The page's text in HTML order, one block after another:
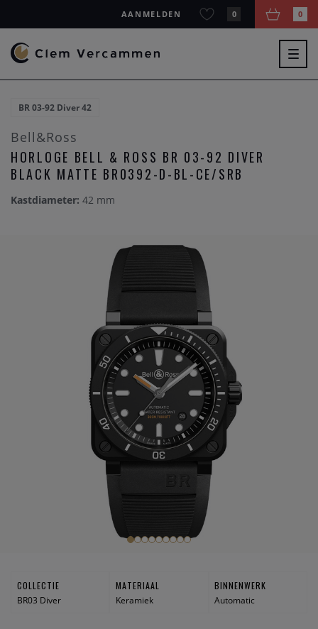
AANMELDEN 0 0
BR 03-92 Diver 42
Bell&Ross
HORLOGE BELL & ROSS BR 03-92 DIVER
BLACK MATTE BR0392-D-BL-CE/SRB
Kastdiameter: 42 mm
COLLECTIE
BR03 Diver
MATERIAAL
Keramiek
BINNENWERK
Automatic